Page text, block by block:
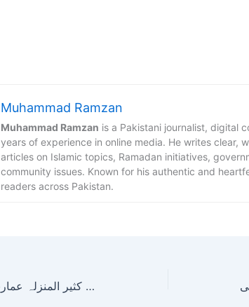
Muhammad Ramzan
Muhammad Ramzan is a Pakistani journalist, digital
years of experience in online media. He writes clear,
articles on Islamic topics, Ramadan initiatives,
community issues. Known for his authentic and
readers across Pakistan.
مراکش میں کثیر المنزلہ عمارت منہدم، 15 افراد ہلاک